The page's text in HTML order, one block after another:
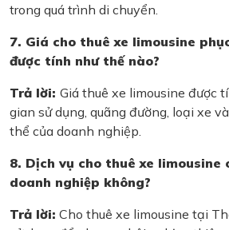
trong quá trình di chuyển.
7. Giá cho thuê xe limousine
được tính như thế nào?
Trả lời: Giá thuê xe limousine được
gian sử dụng, quãng đường, loại xe
thể của doanh nghiệp.
8. Dịch vụ cho thuê xe limousine
doanh nghiệp không?
Trả lời: Cho thuê xe limousine tại